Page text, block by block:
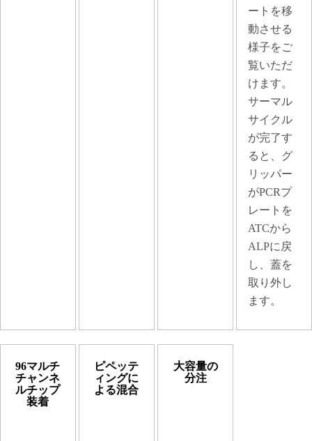
ートを移
動させる
様子をご
覧いただ
けます。
サーマル
サイクル
が完了す
ると、グ
リッパー
がPCRプ
レートを
ATCから
ALPに戻
し、蓋を
取り外し
ます。
96マルチ
チャンネ
ルチップ
装着
ピペッテ
ィングに
よる混合
大容量の
分注